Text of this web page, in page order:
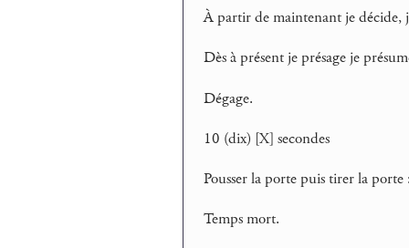
À partir de maintenant je décide,
Dès à présent je présage je
Dégage.
10 (dix) [X] secondes
Pousser la porte puis tirer la porte
Temps mort.